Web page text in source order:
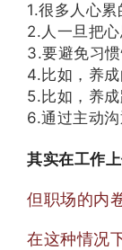
1.很多人心
2.人一旦把
3.要避免习
4.比如，养
5.比如，养
6.通过主动
其实在工作
但职场的内
在这种情况